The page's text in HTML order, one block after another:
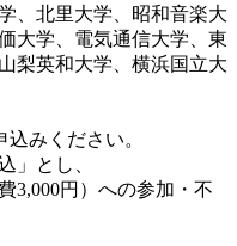
、北里大学、昭和音楽大
大学、電気通信大学、東
梨英和大学、横浜国立大
みください。
」とし、
3,000円）への参加・不